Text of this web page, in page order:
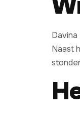
Naast